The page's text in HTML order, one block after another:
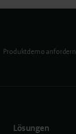
Produktdemo anfordern
Lösungen